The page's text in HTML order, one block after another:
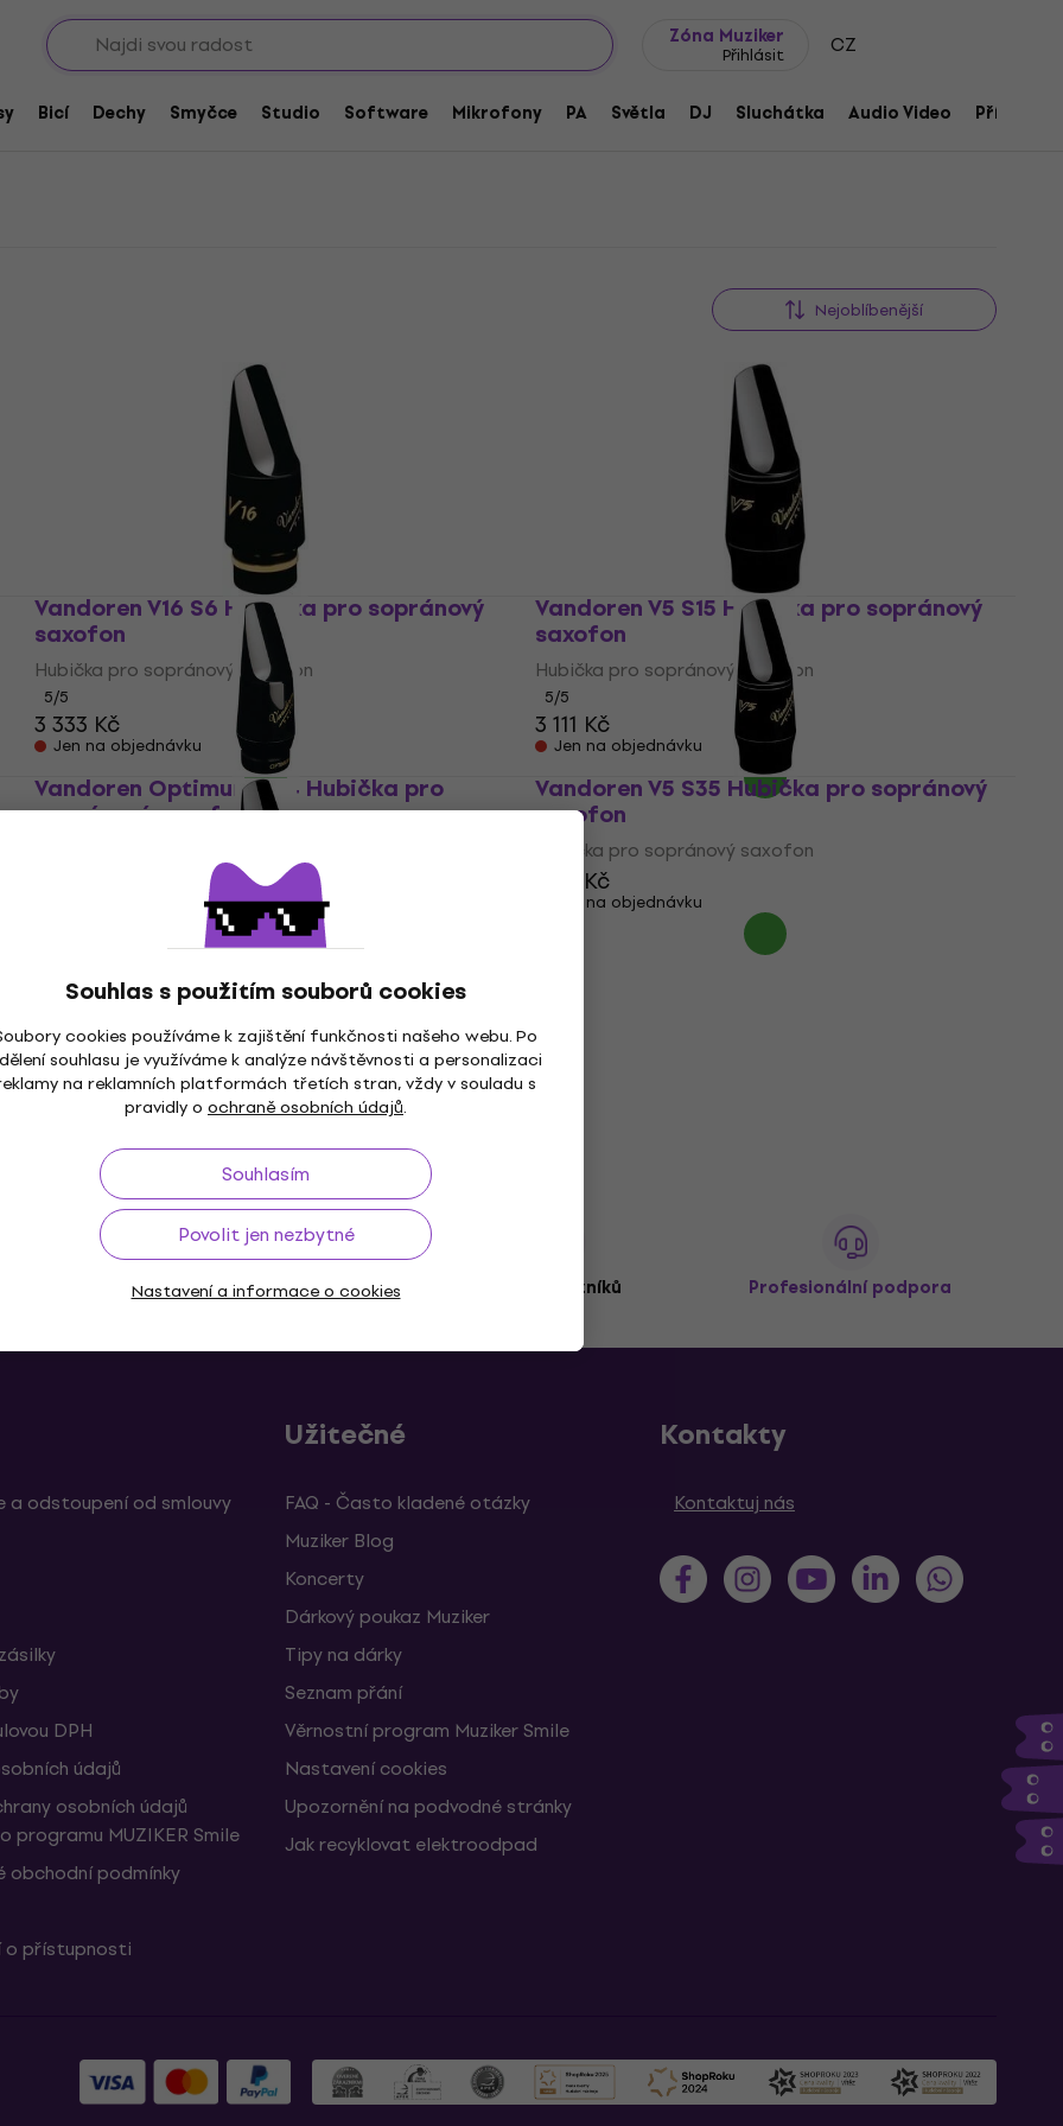
Zóna Muziker
Přihlásit CZ
Bicí Dechy Smyčce Studio Software Mikrofony PA Světla DJ Sluchátka Audio Video
Souhlas s použitím souborů cookies
cookies používáme k zajištění funkčnosti našeho webu. Po
souhlasu je využíváme k analýze návštěvnosti a personalizaci
na reklamních platformách třetích stran, vždy v souladu s
pravidly o ochraně osobních údajů.
Souhlasím
Povolit jen nezbytné
Nastavení a informace o cookies
Hubičky
saxofon
Nejoblíbenější
Vandoren V16 S6 Hubička pro sopránový
saxofon
Hubička pro sopránový saxofon
5/5
3 333 Kč
Jen na objednávku
Vandoren V5 S15 Hubička pro sopránový
saxofon
Hubička pro sopránový saxofon
5/5
3 111 Kč
Jen na objednávku
Vandoren Optimum SL4 Hubička pro
sopránový saxofon
Vandoren V5 S35 Hubička pro sopránový
saxofon
Hubička pro sopránový saxofon
3 111 Kč
Jen na objednávku
saxofon
Hubička pro sopránový saxofon
2 899 Kč
Jen na objednávku
30 dnů Doprava zdarmaod 2 500 Kč 3M+ zákazníků Profesionální podpora
a odstoupení od smlouvy
DPH
údajů
osobních údajů
programu MUZIKER Smile
obchodní podmínky
o přístupnosti
Užitečné
FAQ - Často kladené otázky
Muziker Blog
Koncerty
Dárkový poukaz Muziker
Tipy na dárky
Seznam přání
Věrnostní program Muziker Smile
Nastavení cookies
Upozornění na podvodné stránky
Jak recyklovat elektroodpad
Kontakty
Kontaktuj nás